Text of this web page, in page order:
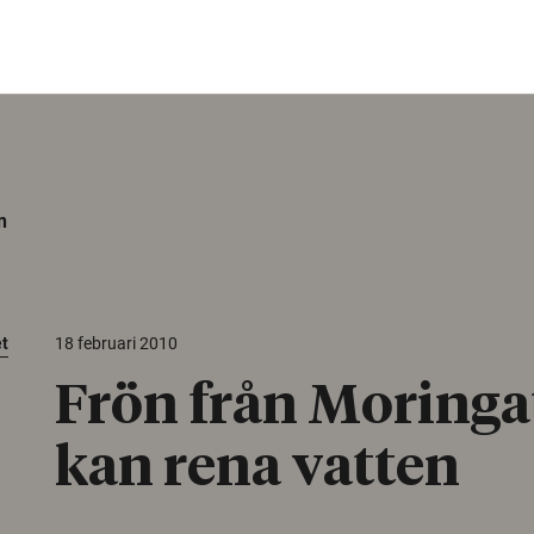
18 februari 2010
Frön från
kan rena vatten